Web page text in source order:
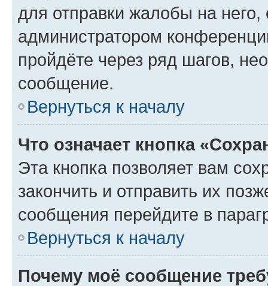
для отправки жалобы на
администратором
пройдёте через ряд шагов,
сообщение.
Вернуться к началу
Что означает кнопка
Эта кнопка позволяет вам
закончить и отправить их
сообщения перейдите в
Вернуться к началу
Почему моё сообщение